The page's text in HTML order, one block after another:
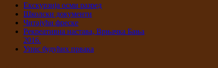
Екскурзија осми разред
Школски документи
Читајући фреске
Рекреативна настава, Врњачка Бања
2016.
Упис будућих првака